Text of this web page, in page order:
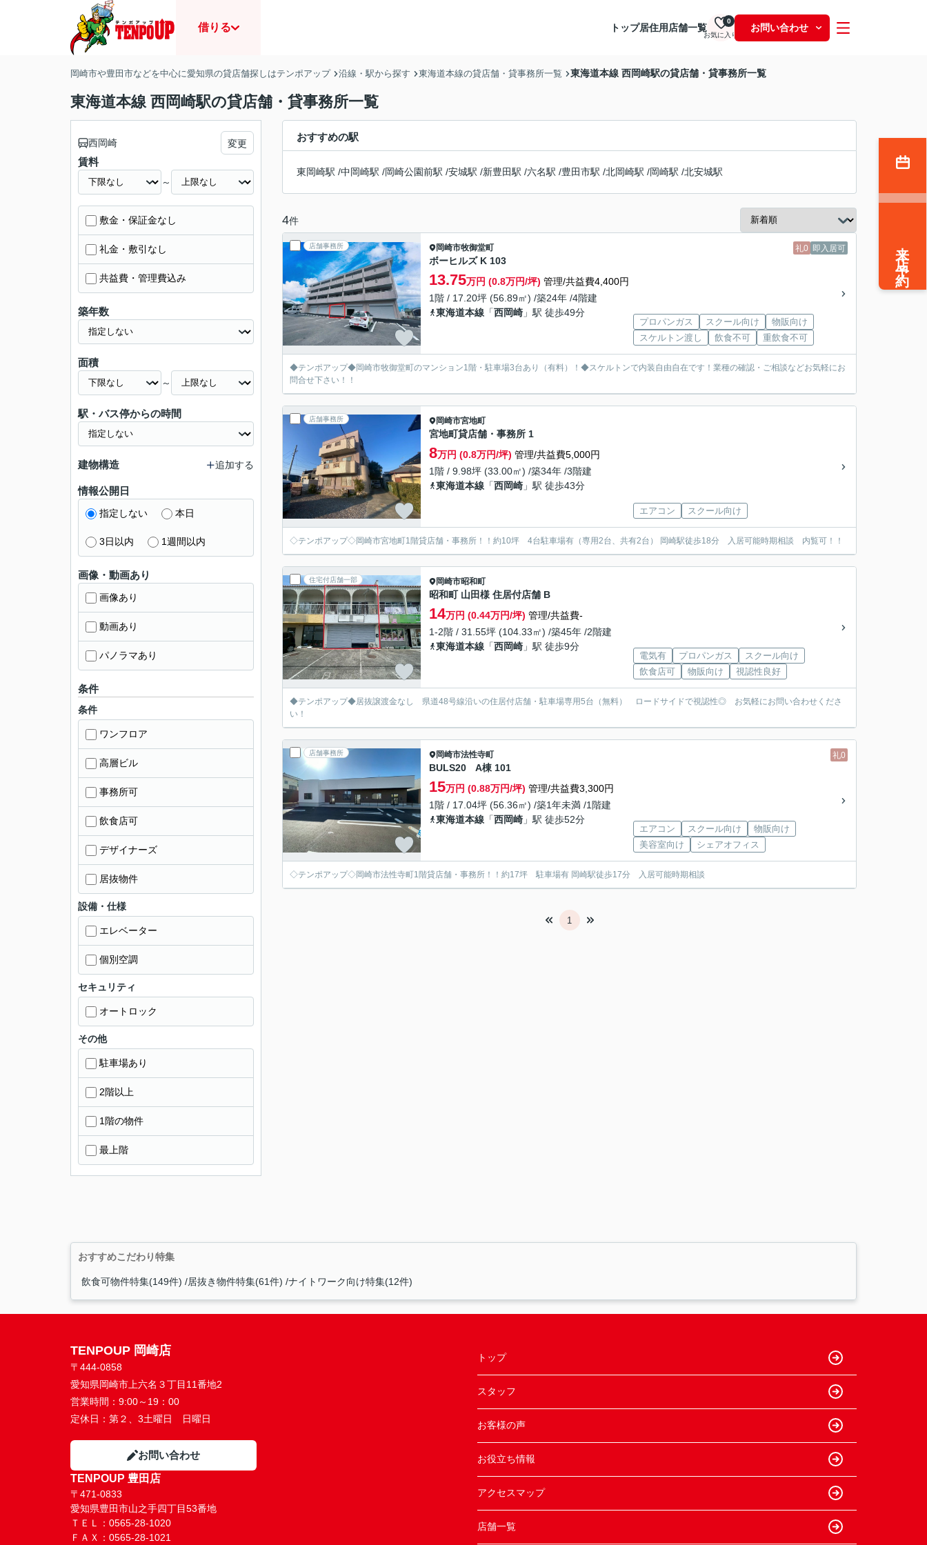
借りる トップ居住用店舗一覧
お気に入り
0
お問い合わせ
岡崎市や豊田市などを中心に愛知県の貸店舗探しはテンポアップ 沿線・駅から探す 東海道本線の貸店舗・貸事務所一覧 東海道本線 西岡崎駅の貸店舗・貸事務所一覧
東海道本線 西岡崎駅の貸店舗・貸事務所一覧
おすすめの駅
東岡崎駅 /中岡崎駅 /岡崎公園前駅 /安城駅 /新豊田駅 /六名駅 /豊田市駅 /北岡崎駅 /岡崎駅 /北安城駅
4件
店舗事務所 礼0 即入居可
岡崎市牧御堂町
ボーヒルズ K 103
13.75万円 (0.8万円/坪) 管理/共益費4,400円
1階 / 17.20坪 (56.89㎡) /築24年 /4階建
東海道本線 「西岡崎 」駅 徒歩49分
プロパンガス スクール向け
物販向け
スケルトン渡し
飲食不可 重飲食不可
◆テンポアップ◆岡崎市牧御堂町のマンション1階・駐車場3台あり（有料）！◆スケルトンで内装自由自在です！業種の確認・ご相談などお気軽にお
問合せ下さい！！
店舗事務所 岡崎市宮地町
宮地町貸店舗・事務所 1
8万円 (0.8万円/坪) 管理/共益費5,000円
1階 / 9.98坪 (33.00㎡) /築34年 /3階建
東海道本線 「西岡崎 」駅 徒歩43分
エアコン スクール向け
◇テンポアップ◇岡崎市宮地町1階貸店舗・事務所！！約10坪 4台駐車場有（専用2台、共有2台） 岡崎駅徒歩18分 入居可能時期相談 内覧可！！
住宅付店舗一部 岡崎市昭和町
昭和町 山田様 住居付店舗 B
14万円 (0.44万円/坪) 管理/共益費-
1-2階 / 31.55坪 (104.33㎡) /築45年 /2階建
東海道本線 「西岡崎 」駅 徒歩9分
電気有 プロパンガス
スクール向け
飲食店可
物販向け 視認性良好
◆テンポアップ◆居抜譲渡金なし 県道48号線沿いの住居付店舗・駐車場専用5台（無料） ロードサイドで視認性◎ お気軽にお問い合わせくださ
い！
店舗事務所 礼0
岡崎市法性寺町
BULS20 A棟 101
15万円 (0.88万円/坪) 管理/共益費3,300円
1階 / 17.04坪 (56.36㎡) /築1年未満 /1階建
東海道本線 「西岡崎 」駅 徒歩52分
エアコン スクール向け
物販向け
美容室向け
シェアオフィス
◇テンポアップ◇岡崎市法性寺町1階貸店舗・事務所！！約17坪 駐車場有 岡崎駅徒歩17分 入居可能時期相談
1
西岡崎 変更
賃料
～
敷金・保証金なし
礼金・敷引なし
共益費・管理費込み
築年数
面積
～
駅・バス停からの時間
建物構造 追加する
情報公開日
指定しない 本日
3日以内 1週間以内
画像・動画あり
画像あり
動画あり
パノラマあり
条件
条件
ワンフロア
高層ビル
事務所可
飲食店可
デザイナーズ
居抜物件
設備・仕様
エレベーター
個別空調
セキュリティ
オートロック
その他
駐車場あり
2階以上
1階の物件
最上階
おすすめこだわり特集
飲食可物件特集(149件) 居抜き物件特集(61件) ナイトワーク向け特集(12件)
来店予約
TENPOUP 岡崎店
〒444-0858
愛知県岡崎市上六名３丁目11番地2
営業時間： 9:00～19：00
定休日： 第２、3土曜日 日曜日
お問い合わせ
TENPOUP 豊田店
〒471-0833
愛知県豊田市山之手四丁目53番地
ＴＥＬ：0565-28-1020
ＦＡＸ：0565-28-1021
トップ
スタッフ
お客様の声
お役立ち情報
アクセスマップ
店舗一覧